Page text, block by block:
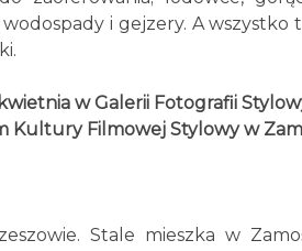
wodospady i gejzery. A
w Galerii Fotografii
Kultury Filmowej Stylowy w
Stale mieszka w